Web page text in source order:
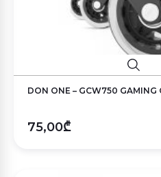
DON ONE – GCW750 GAMING
75,00₾